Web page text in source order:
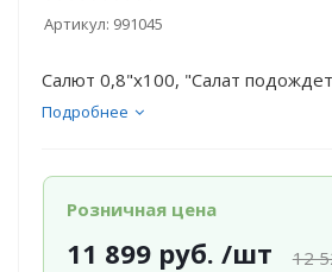
Артикул: 991045
Салют 0,8"х100, "Салат
Подробнее
Розничная цена
11 899руб. /шт 12